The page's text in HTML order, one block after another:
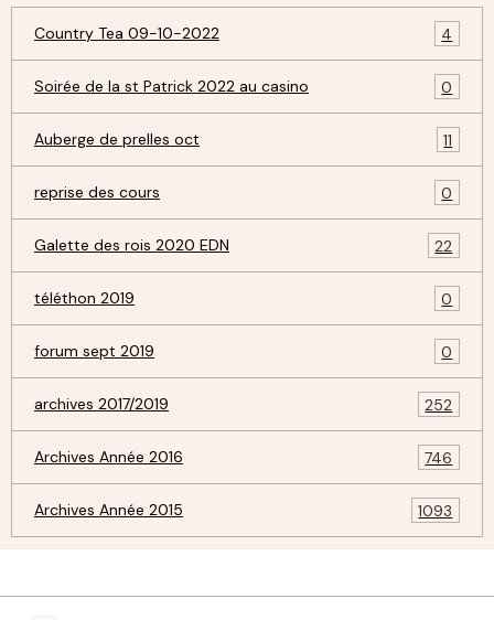
Country Tea 09-10-2022 4
Soirée de la st Patrick 2022 au casino 0
Auberge de prelles oct 11
reprise des cours 0
Galette des rois 2020 EDN 22
téléthon 2019 0
forum sept 2019 0
archives 2017/2019 252
Archives Année 2016 746
Archives Année 2015 1093